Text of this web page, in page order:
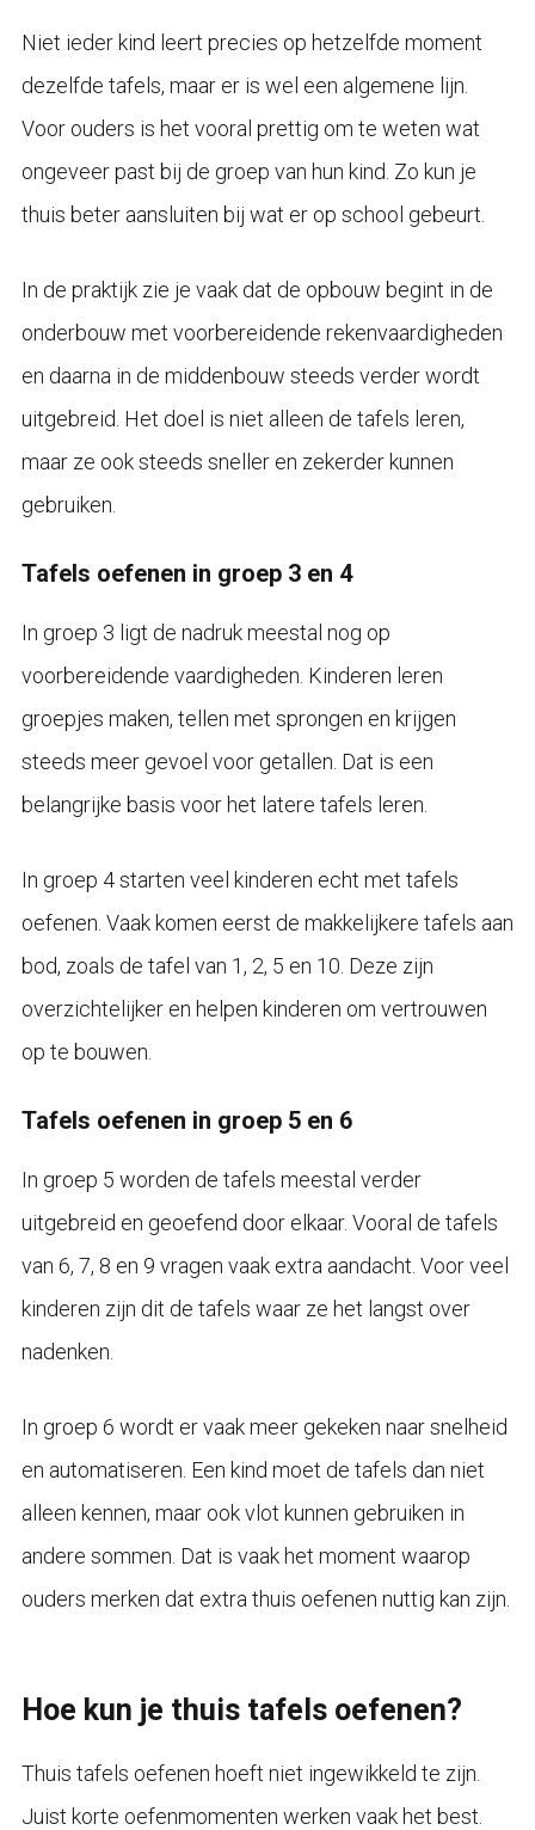
Niet ieder kind leert precies op hetzelfde moment
dezelfde tafels, maar er is wel een algemene lijn.
Voor ouders is het vooral prettig om te weten wat
ongeveer past bij de groep van hun kind. Zo kun je
thuis beter aansluiten bij wat er op school gebeurt.
In de praktijk zie je vaak dat de opbouw begint in de
onderbouw met voorbereidende rekenvaardigheden
en daarna in de middenbouw steeds verder wordt
uitgebreid. Het doel is niet alleen de tafels leren,
maar ze ook steeds sneller en zekerder kunnen
gebruiken.
Tafels oefenen in groep 3 en 4
In groep 3 ligt de nadruk meestal nog op
voorbereidende vaardigheden. Kinderen leren
groepjes maken, tellen met sprongen en krijgen
steeds meer gevoel voor getallen. Dat is een
belangrijke basis voor het latere tafels leren.
In groep 4 starten veel kinderen echt met tafels
oefenen. Vaak komen eerst de makkelijkere tafels aan
bod, zoals de tafel van 1, 2, 5 en 10. Deze zijn
overzichtelijker en helpen kinderen om vertrouwen
op te bouwen.
Tafels oefenen in groep 5 en 6
In groep 5 worden de tafels meestal verder
uitgebreid en geoefend door elkaar. Vooral de tafels
van 6, 7, 8 en 9 vragen vaak extra aandacht. Voor veel
kinderen zijn dit de tafels waar ze het langst over
nadenken.
In groep 6 wordt er vaak meer gekeken naar snelheid
en automatiseren. Een kind moet de tafels dan niet
alleen kennen, maar ook vlot kunnen gebruiken in
andere sommen. Dat is vaak het moment waarop
ouders merken dat extra thuis oefenen nuttig kan zijn.
Hoe kun je thuis tafels oefenen?
Thuis tafels oefenen hoeft niet ingewikkeld te zijn.
Juist korte oefenmomenten werken vaak het best.